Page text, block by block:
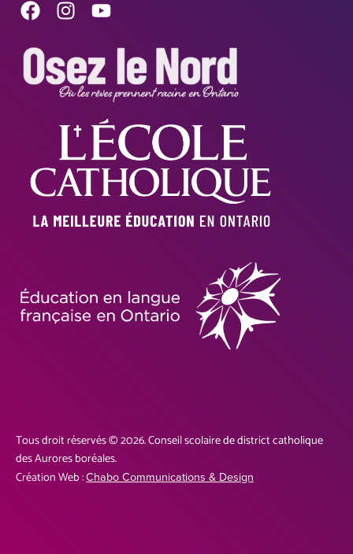
Tous droit réservés © 2026. Conseil scolaire de district catholique
des Aurores boréales.
Création Web :Chabo Communications & Design